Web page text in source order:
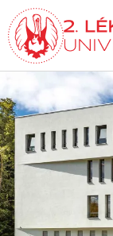
Přejít
k hlavnímu
obsahu